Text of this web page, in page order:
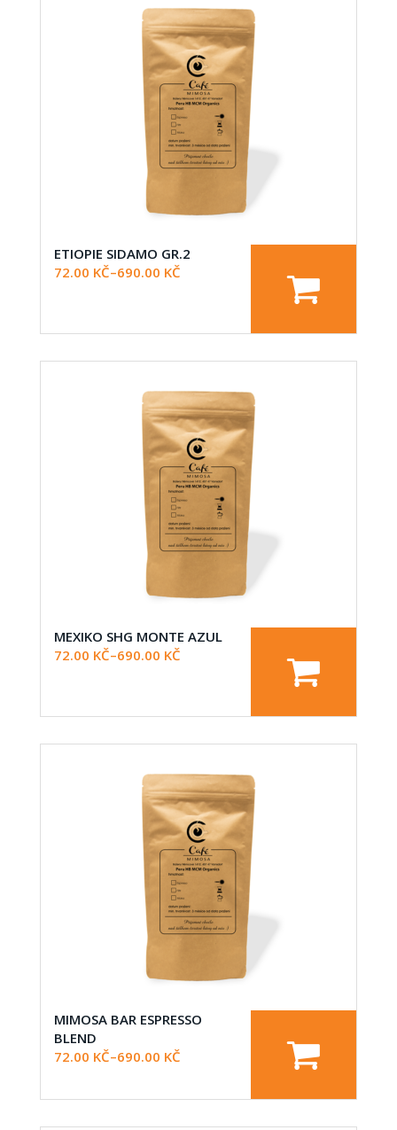
ETIOPIE SIDAMO GR.2
72.00 KČ–690.00 KČ
MEXIKO SHG MONTE AZUL
72.00 KČ–690.00 KČ
MIMOSA BAR ESPRESSO
BLEND
72.00 KČ–690.00 KČ